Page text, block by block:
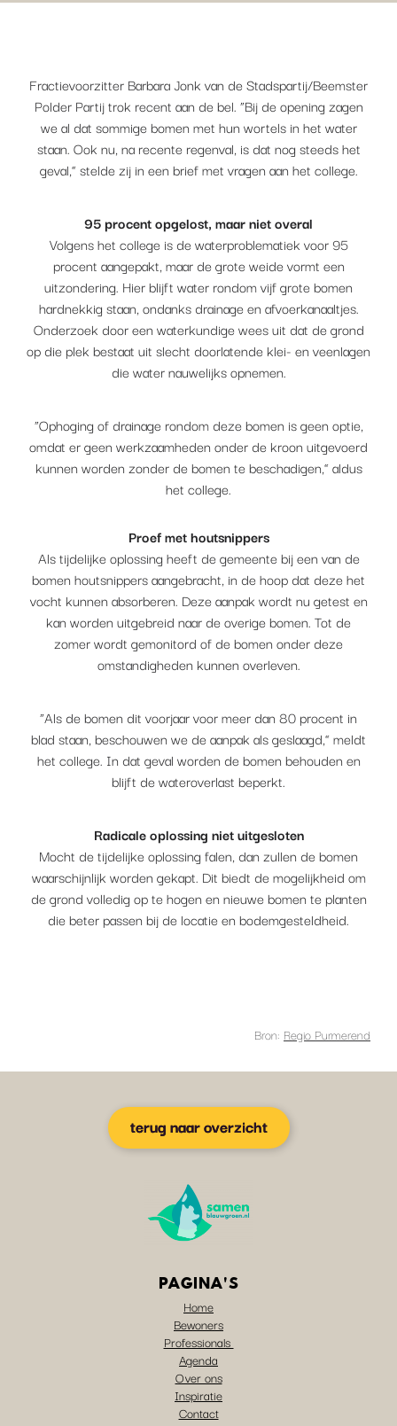
Fractievoorzitter Barbara Jonk van de Stadspartij/Beemster
Polder Partij trok recent aan de bel. “Bij de opening zagen
we al dat sommige bomen met hun wortels in het water
staan. Ook nu, na recente regenval, is dat nog steeds het
geval,” stelde zij in een brief met vragen aan het college.
95 procent opgelost, maar niet overal
Volgens het college is de waterproblematiek voor 95
procent aangepakt, maar de grote weide vormt een
uitzondering. Hier blijft water rondom vijf grote bomen
hardnekkig staan, ondanks drainage en afvoerkanaaltjes.
Onderzoek door een waterkundige wees uit dat de grond
op die plek bestaat uit slecht doorlatende klei- en veenlagen
die water nauwelijks opnemen.
“Ophoging of drainage rondom deze bomen is geen optie,
omdat er geen werkzaamheden onder de kroon uitgevoerd
kunnen worden zonder de bomen te beschadigen,” aldus
het college.
Proef met houtsnippers
Als tijdelijke oplossing heeft de gemeente bij een van de
bomen houtsnippers aangebracht, in de hoop dat deze het
vocht kunnen absorberen. Deze aanpak wordt nu getest en
kan worden uitgebreid naar de overige bomen. Tot de
zomer wordt gemonitord of de bomen onder deze
omstandigheden kunnen overleven.
“Als de bomen dit voorjaar voor meer dan 80 procent in
blad staan, beschouwen we de aanpak als geslaagd,” meldt
het college. In dat geval worden de bomen behouden en
blijft de wateroverlast beperkt.
Radicale oplossing niet uitgesloten
Mocht de tijdelijke oplossing falen, dan zullen de bomen
waarschijnlijk worden gekapt. Dit biedt de mogelijkheid om
de grond volledig op te hogen en nieuwe bomen te planten
die beter passen bij de locatie en bodemgesteldheid.
Bron: Regio Purmerend
terug naar overzicht
PAGINA'S
Home
Bewoners
Professionals
Agenda
Over ons
Inspiratie
Contact